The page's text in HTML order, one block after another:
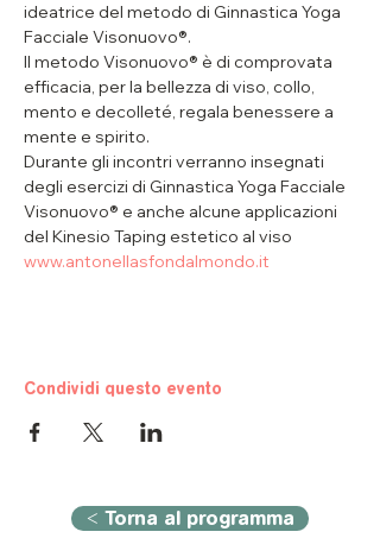
ideatrice del metodo di Ginnastica Yoga
Facciale Visonuovo®.
Il metodo Visonuovo® è di comprovata
efficacia, per la bellezza di viso, collo,
mento e decolleté, regala benessere a
mente e spirito.
Durante gli incontri verranno insegnati
degli esercizi di Ginnastica Yoga Facciale
Visonuovo® e anche alcune applicazioni
del Kinesio Taping estetico al viso
www.antonellasfondalmondo.it
Condividi questo evento
< Torna al programma